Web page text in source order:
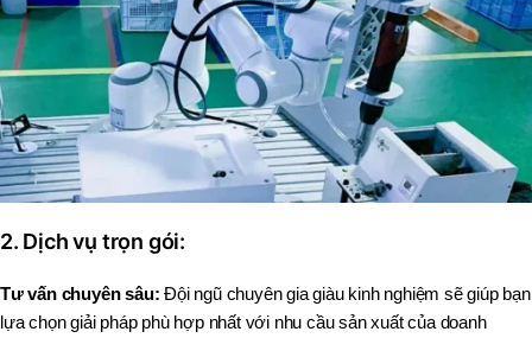
2. Dịch vụ trọn gói:
Tư vấn chuyên sâu: Đội ngũ chuyên gia giàu kinh nghiệm sẽ giúp bạn
lựa chọn giải pháp phù hợp nhất với nhu cầu sản xuất của doanh